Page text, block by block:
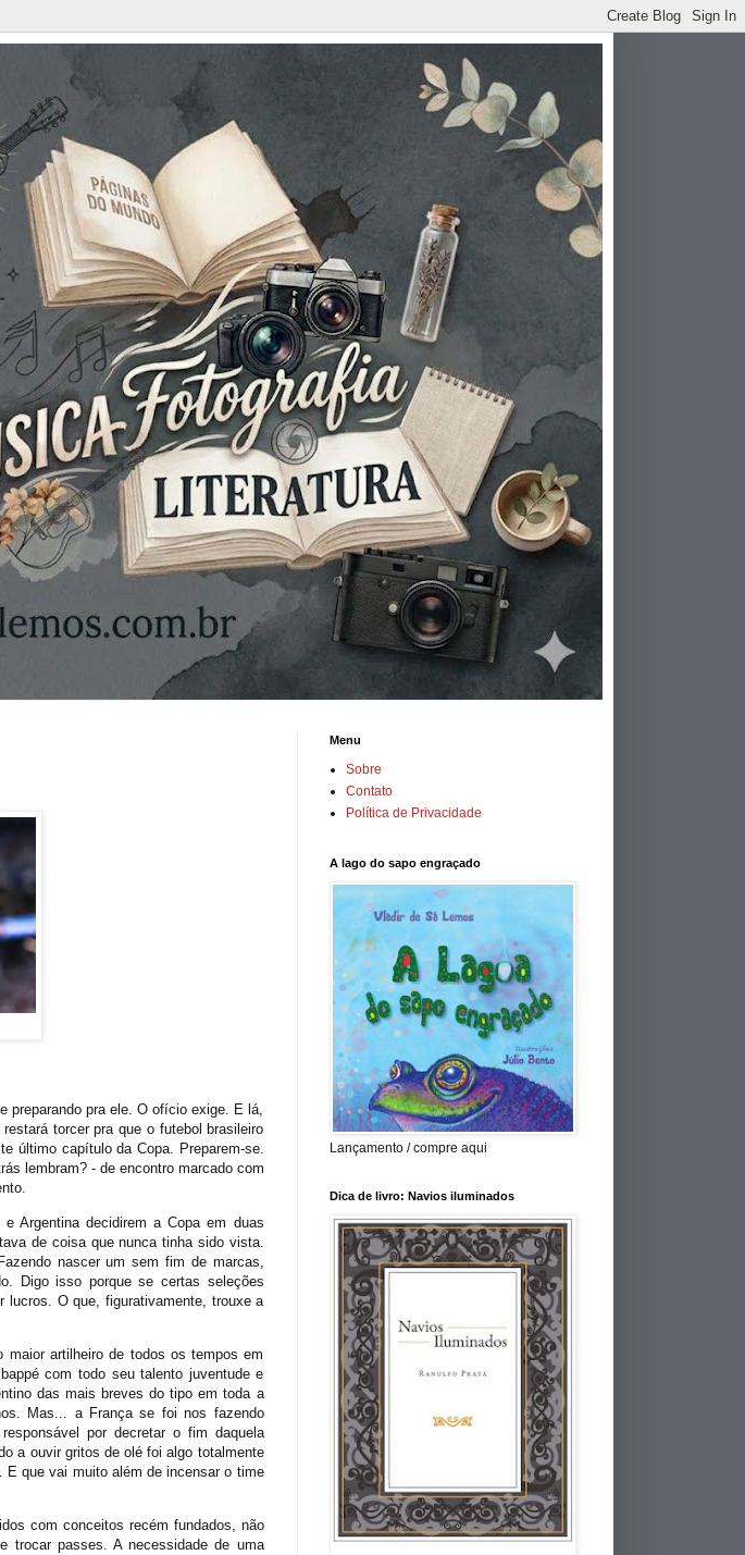
preparando pra ele. O ofício exige. E lá,
torcer pra que o futebol brasileiro
último capítulo da Copa. Preparem-se.
lembram? - de encontro marcado com
o.
Argentina decidirem a Copa em duas
de coisa que nunca tinha sido vista.
nascer um sem fim de marcas,
Digo isso porque se certas seleções
lucros. O que, figurativamente, trouxe a
artilheiro de todos os tempos em
com todo seu talento juventude e
das mais breves do tipo em toda a
Mas... a França se foi nos fazendo
por decretar o fim daquela
a ouvir gritos de olé foi algo totalmente
E que vai muito além de incensar o time
com conceitos recém fundados, não
trocar passes. A necessidade de uma
Menu
Sobre
Contato
Política de Privacidade
A lago do sapo engraçado
Lançamento / compre aqui
Dica de livro: Navios iluminados